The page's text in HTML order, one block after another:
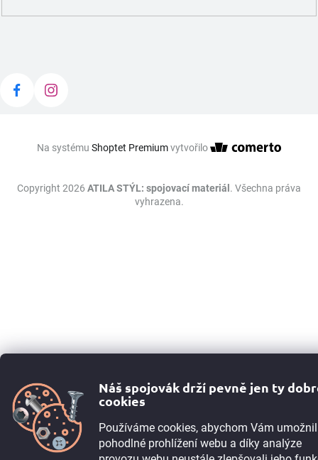
Náš spojovák drží pevně jen ty
cookies
Používáme cookies, abychom Vám
pohodlné prohlížení webu a díky analýze
Na systému Shoptet Premiumvytvořilo
Copyright 2026 ATILA STÝL: spojovací materiál . Všechna práva
vyhrazena.